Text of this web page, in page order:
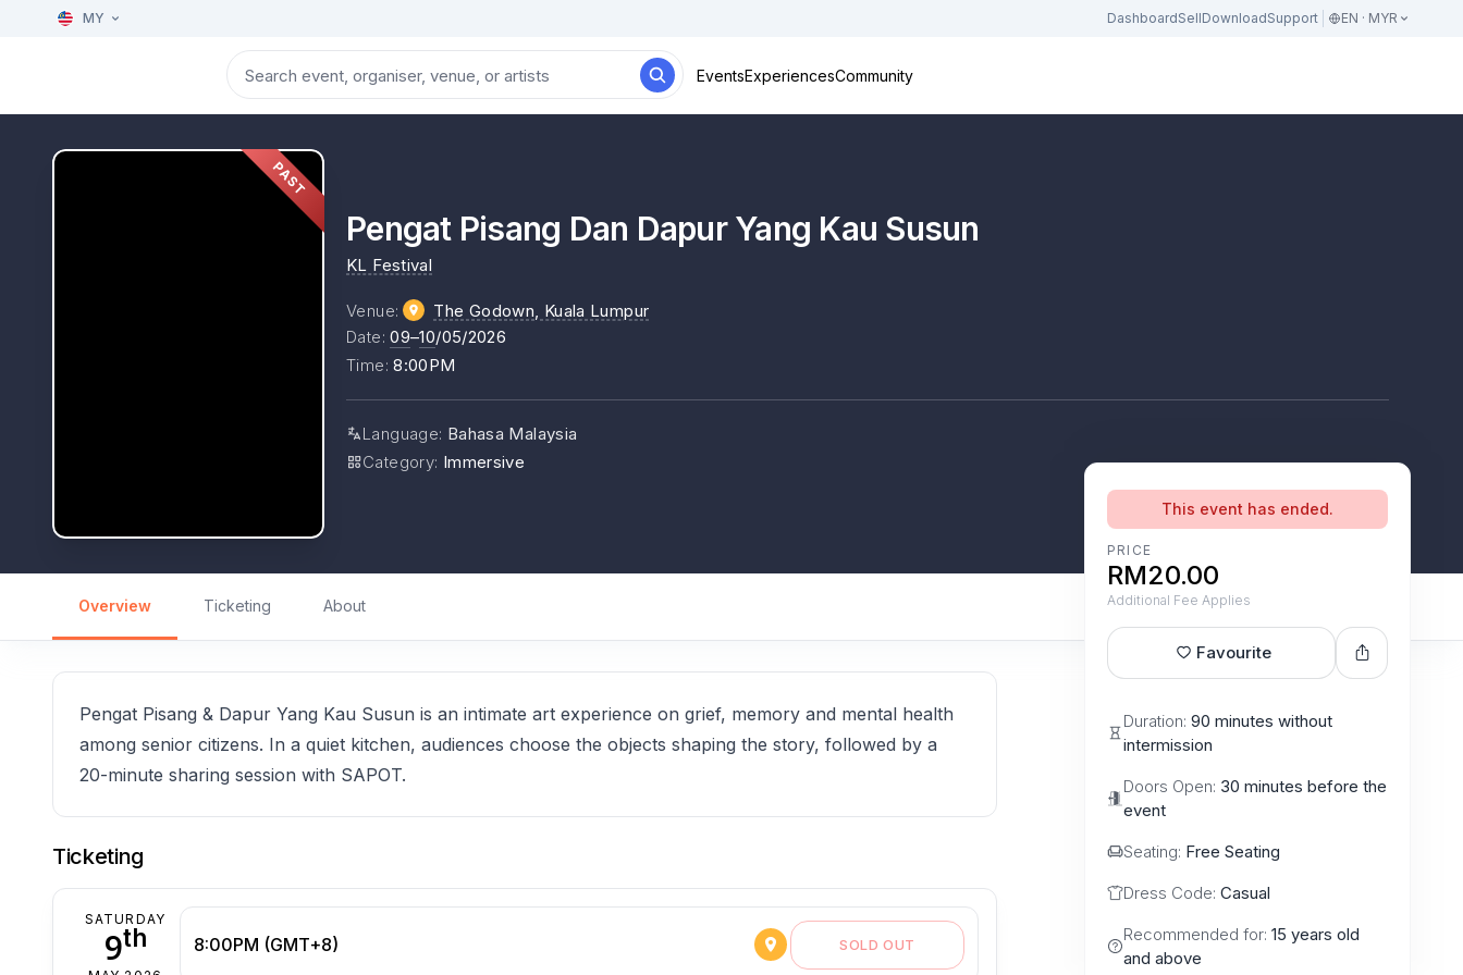
MY DashboardSellDownloadSupport EN · MYR
EventsExperiencesCommunity
PAST
Pengat Pisang Dan Dapur Yang Kau Susun
KL Festival
Venue: The Godown , Kuala Lumpur
Date:09–10/05/2026
Time:8:00PM
Language: Bahasa Malaysia
Category: Immersive
Overview Ticketing About
This event has ended.
PRICE
RM20.00
Additional Fee Applies
Favourite
Duration: 90 minutes without
intermission
Doors Open: 30 minutes before the
event
Seating: Free Seating
Dress Code: Casual
Recommended for: 15 years old
and above
Pengat Pisang & Dapur Yang Kau Susun is an intimate art experience on grief, memory and mental health
among senior citizens. In a quiet kitchen, audiences choose the objects shaping the story, followed by a
20-minute sharing session with SAPOT.
Ticketing
SATURDAY
9th 8:00PM (GMT+8) SOLD OUT